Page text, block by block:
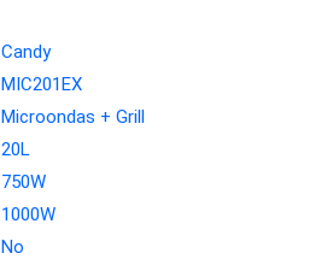
Candy
MIC201EX
Microondas + Grill
20L
750W
1000W
No